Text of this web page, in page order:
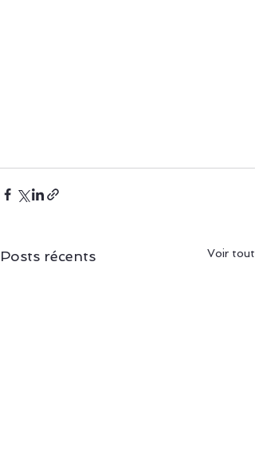
Posts récents Voir tout